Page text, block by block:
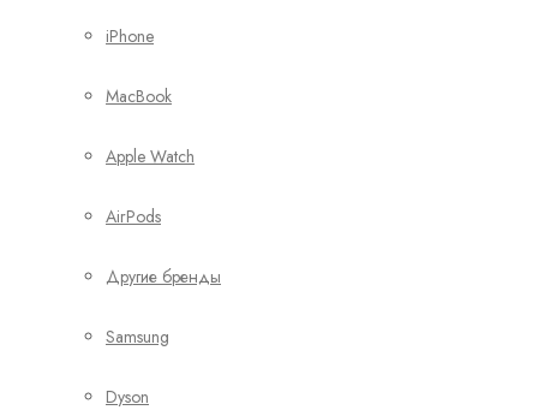
iPhone
MacBook
Apple Watch
AirPods
Другие бренды
Samsung
Dyson